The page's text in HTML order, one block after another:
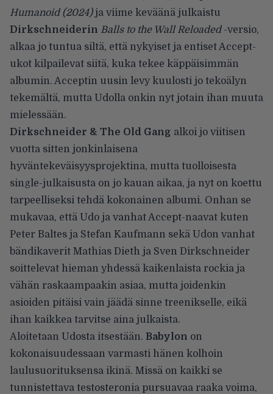
Humanoid (2024) ja viime keväänä julkaistu
Dirkschneiderin Balls to the Wall Reloaded-versio,
alkaa jo tuntua siltä, että nykyiset ja entiset Accept-
ukot kilpailevat siitä, kuka tekee käppäisimmän
albumin. Acceptin uusin levy kuulosti jo tekoälyn
tekemältä, mutta Udolla onkin nyt jotain ihan muuta
mielessään.
Dirkschneider & The Old Gang alkoi jo viitisen
vuotta sitten jonkinlaisena
hyväntekeväisyysprojektina, mutta tuolloisesta
single-julkaisusta on jo kauan aikaa, ja nyt on koettu
tarpeelliseksi tehdä kokonainen albumi. Onhan se
mukavaa, että Udo ja vanhat Accept-naavat kuten
Peter Baltes ja Stefan Kaufmann sekä Udon vanhat
bändikaverit Mathias Dieth ja Sven Dirkschneider
soittelevat hieman yhdessä kaikenlaista rockia ja
vähän raskaampaakin asiaa, mutta joidenkin
asioiden pitäisi vain jäädä sinne treenikselle, eikä
ihan kaikkea tarvitse aina julkaista.
Aloitetaan Udosta itsestään. Babylon on
kokonaisuudessaan varmasti hänen kolhoin
laulusuorituksensa ikinä. Missä on kaikki se
tunnistettava testosteronia pursuavaa raaka voima,